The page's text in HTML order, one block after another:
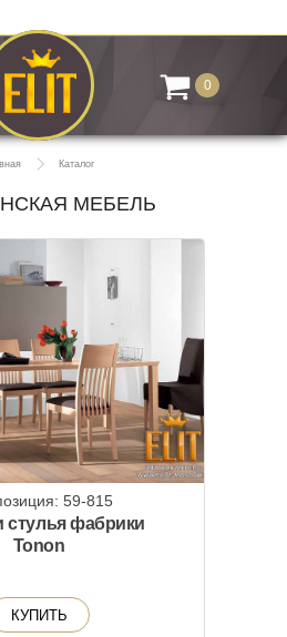
0
Каталог
МЕБЕЛЬ
59-815
стулья фабрики
Tonon
КУПИТЬ